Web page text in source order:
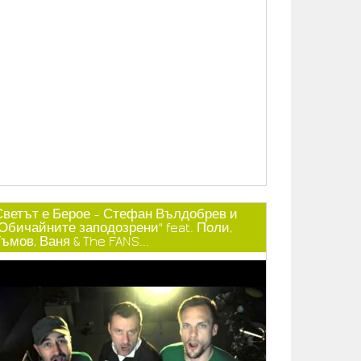
е Берое - Стефан Вълдобрев и
заподозрени" feat. Поли,
Ваня & The FANS...